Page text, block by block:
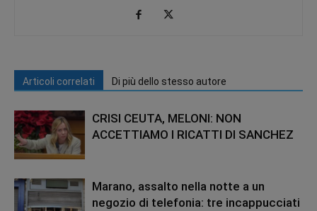
Articoli correlati Di più dello stesso autore
CRISI CEUTA, MELONI: NON
ACCETTIAMO I RICATTI DI SANCHEZ
Marano, assalto nella notte a un
negozio di telefonia: tre incappucciati